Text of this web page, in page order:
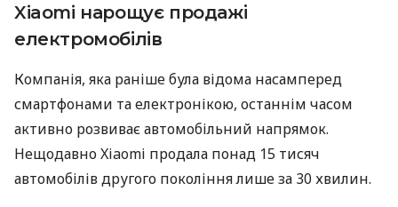
Xiaomi нарощує продажі
електромобілів
Компанія, яка раніше була відома насамперед
смартфонами та електронікою, останнім часом
активно розвиває автомобільний напрямок.
Нещодавно Xiaomi продала понад 15 тисяч
автомобілів другого покоління лише за 30 хвилин.